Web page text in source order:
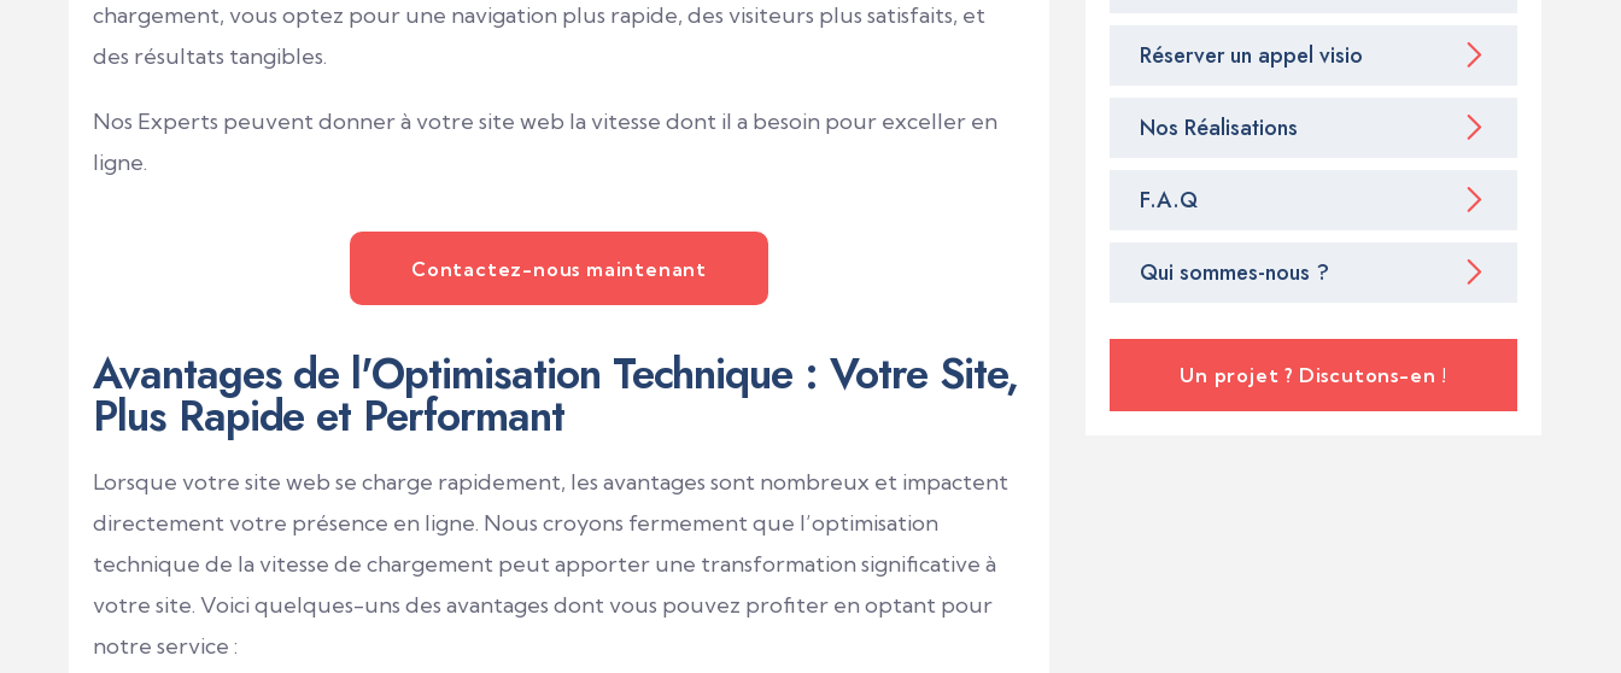
chargement, vous optez pour une navigation plus rapide, des visiteurs plus satisfaits, et
des résultats tangibles.
Nos Experts peuvent donner à votre site web la vitesse dont il a besoin pour exceller en
ligne.
Contactez-nous maintenant
Avantages de l'Optimisation Technique : Votre Site,
Plus Rapide et Performant
Lorsque votre site web se charge rapidement, les avantages sont nombreux et impactent
directement votre présence en ligne. Nous croyons fermement que l’optimisation
technique de la vitesse de chargement peut apporter une transformation significative à
votre site. Voici quelques-uns des avantages dont vous pouvez profiter en optant pour
notre service :
Réserver un appel visio
Nos Réalisations
F.A.Q
Qui sommes-nous ?
Un projet ? Discutons-en !